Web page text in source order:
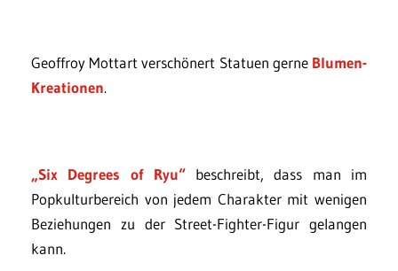
Geoffroy Mottart verschönert Statuen gerne Blumen-
Kreationen.
„Six Degrees of Ryu“beschreibt, dass man im
Popkulturbereich von jedem Charakter mit wenigen
Beziehungen zu der Street-Fighter-Figur gelangen
kann.